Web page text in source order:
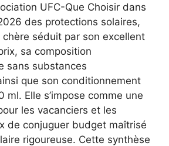
UFC-Que Choisir dans
des protections solaires,
séduit par son excellent
sa composition
sans substances
que son conditionnement
ml. Elle s’impose comme une
les vacanciers et les
de conjuguer budget maîtrisé
rigoureuse. Cette synthèse